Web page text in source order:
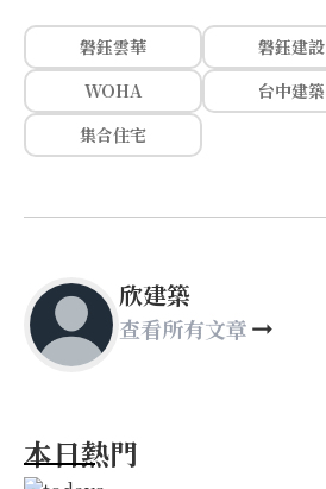
磐鈺雲華
磐鈺建設
WOHA
台中建築
集合住宅
欣建築
查看所有文章
本日熱門